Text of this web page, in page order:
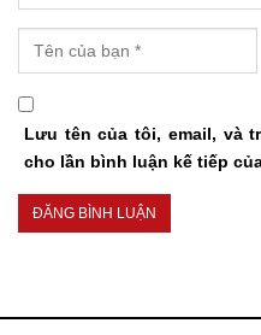
Lưu tên của tôi, email, và
cho lần bình luận kế tiếp